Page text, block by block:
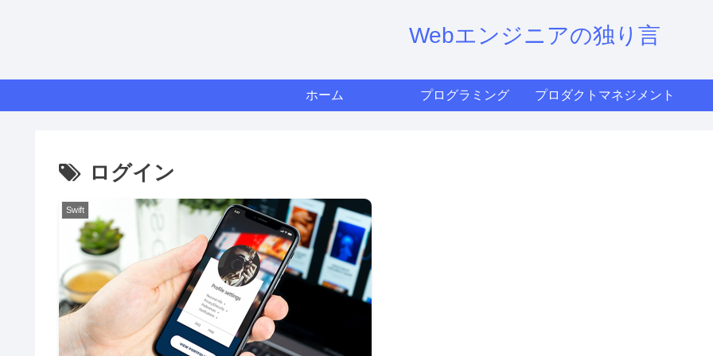
Webエンジニアの独り言
ホーム プログラミング プロダクトマネジメント
ログイン
Swift